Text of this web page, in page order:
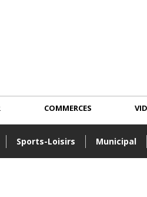
Sports-Loisirs Municipal
COMMERCES